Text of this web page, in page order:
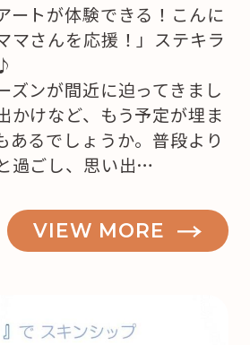
ートが体験できる！こんに
マさんを応援！」ステキラ
ズンが間近に迫ってきまし
けなど、もう予定が埋ま
あるでしょうか。普段より
過ごし、思い出…
VIEW MORE